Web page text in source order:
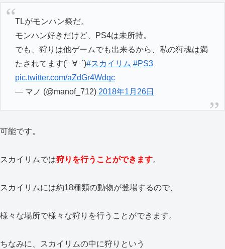
TLがモンハン祭だ。
モンハン好きだけど、PS4は未所持。
でも、狩りは他ゲームでも出来るから、私の狩魂は満
たされてます(´ｰ∀ｰ`)#スカイリム #PS3
pic.twitter.com/aZdGr4Wdqc
— マノ (@manof_712) 2018年1月26日
可能です。
スカイリムでは狩りを行うことができます。
スカイリムには約18種類の動物が登場するので、
様々な場所で様々な狩りを行うことができます。
ちなみに、スカイリムの中に狩りという